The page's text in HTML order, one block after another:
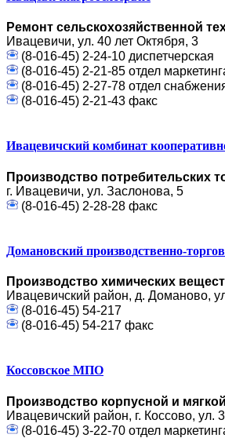
Ремонт сельскохозяйственной
Ивацевичи, ул. 40 лет Октября, 3
(8-016-45) 2-24-10
(8-016-45) 2-21-85 отдел
(8-016-45) 2-27-78 отдел
(8-016-45) 2-21-43 факс
Ивацевичский комбинат
Производство потребительских
г. Ивацевичи, ул. Заслонова, 5
(8-016-45) 2-28-28 факс
Домановский производственно-
Производство химических
Ивацевичский район, д. Доманово,
(8-016-45) 54-217
(8-016-45) 54-217 факс
Коссовское МПО
Производство корпусной и
Ивацевичский район, г. Коссово, ул.
(8-016-45) 3-22-70 отдел